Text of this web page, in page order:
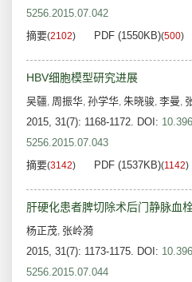
5256.2015.07.042
摘要(2102) PDF (1550KB)(500)
HBV细胞模型研究进展
吴疆, 周振华, 孙学华, 朱晓骏, 李曼,
2015, 31(7): 1168-1172. DOI:
5256.2015.07.043
摘要(3142) PDF (1537KB)(1142)
肝硬化患者脾切除术后门静脉血
杨正茂, 张岭漪
2015, 31(7): 1173-1175. DOI:
5256.2015.07.044